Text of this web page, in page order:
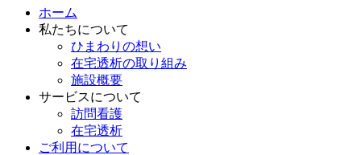
ホーム
私たちについて
ひまわりの想い
在宅透析の取り組み
施設概要
サービスについて
訪問看護
在宅透析
ご利用について